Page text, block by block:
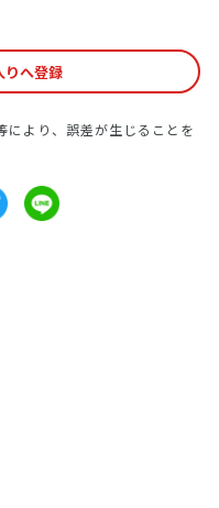
りへ登録
により、誤差が生じることを